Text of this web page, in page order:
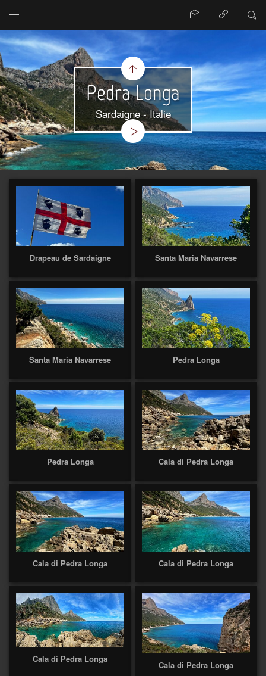
Pedra Longa
Sardaigne - Italie
Drapeau de Sardaigne Santa Maria Navarrese
Santa Maria Navarrese Pedra Longa
Pedra Longa Cala di Pedra Longa
Cala di Pedra Longa Cala di Pedra Longa
Cala di Pedra Longa
Cala di Pedra Longa